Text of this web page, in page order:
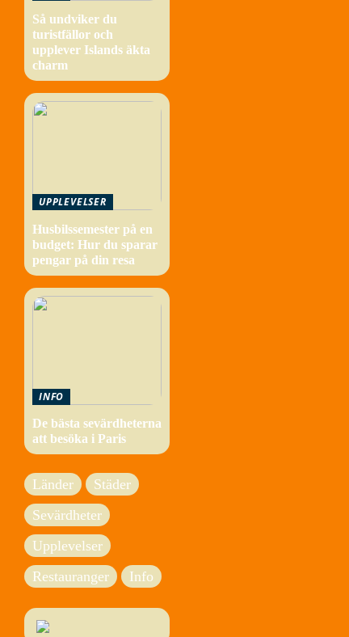
Så undviker du
turistfällor och
upplever Islands äkta
charm
UPPLEVELSER
Husbilssemester på en
budget: Hur du sparar
pengar på din resa
INFO
De bästa sevärdheterna
att besöka i Paris
Länder
Städer
Sevärdheter
Upplevelser
Restauranger
Info